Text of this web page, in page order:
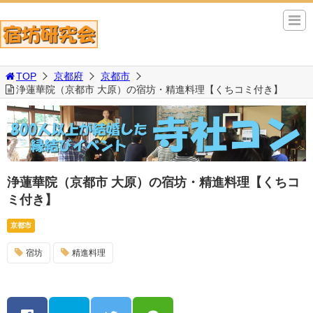
TOP 京都府
京都市
浄蓮華院（京都市 大原）の宿坊・精進料理【くちコミ付き】
浄蓮華院（京都市 大原）の宿坊・精進料理【くちコ
ミ付き】
京都市
宿坊 精進料理